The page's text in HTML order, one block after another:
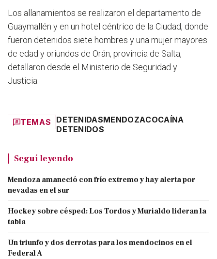
Los allanamientos se realizaron el departamento de
Guaymallén y en un hotel céntrico de la Ciudad, donde
fueron detenidos siete hombres y una mujer mayores
de edad y oriundos de Orán, provincia de Salta,
detallaron desde el Ministerio de Seguridad y
Justicia.
TEMAS DETENIDASMENDOZACOCAÍNA
DETENIDOS
Seguí leyendo
Mendoza amaneció con frío extremo y hay alerta por
nevadas en el sur
Hockey sobre césped: Los Tordos y Murialdo lideran la
tabla
Un triunfo y dos derrotas para los mendocinos en el
Federal A